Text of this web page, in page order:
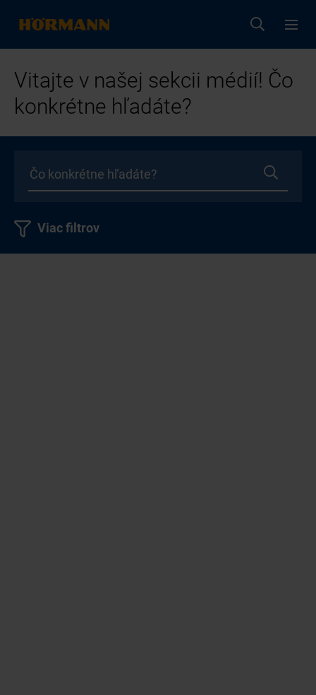
Vitajte v našej sekcii médií! Čo
konkrétne hľadáte?
Viac filtrov